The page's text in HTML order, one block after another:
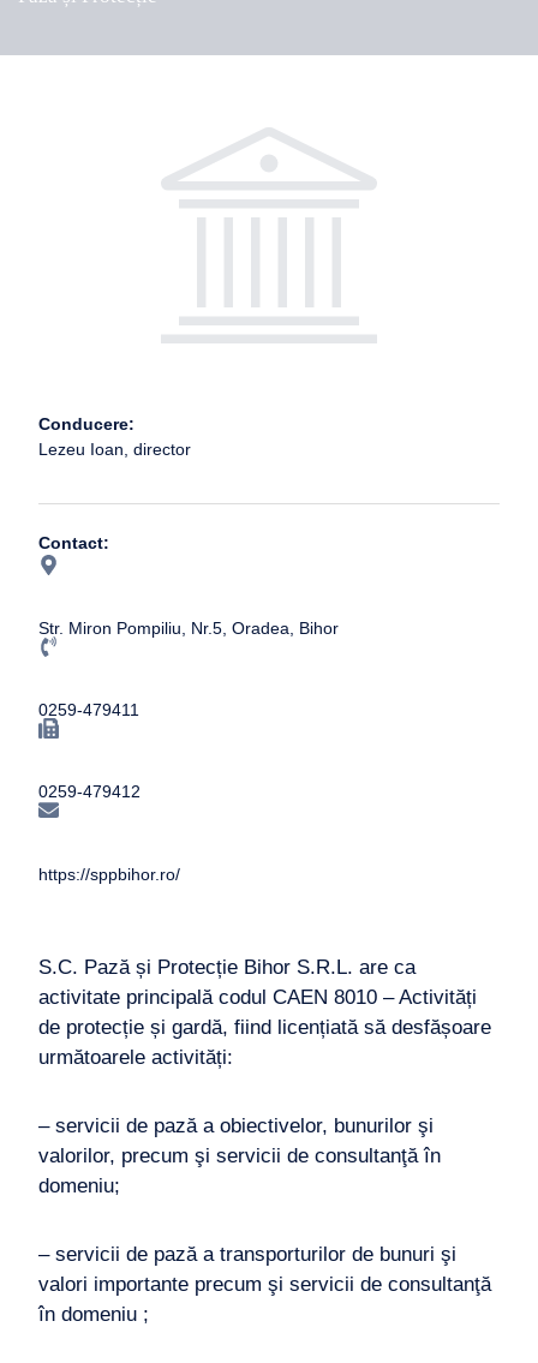
Conducere:
Lezeu Ioan, director
Contact:
Str. Miron Pompiliu, Nr.5, Oradea, Bihor
0259-479411
0259-479412
https://sppbihor.ro/
S.C. Pază și Protecție Bihor S.R.L. are ca
activitate principală codul CAEN 8010 – Activități
de protecție și gardă, fiind licențiată să desfășoare
următoarele activități:
– servicii de pază a obiectivelor, bunurilor şi
valorilor, precum şi servicii de consultanţă în
domeniu;
– servicii de pază a transporturilor de bunuri şi
valori importante precum şi servicii de consultanţă
în domeniu ;